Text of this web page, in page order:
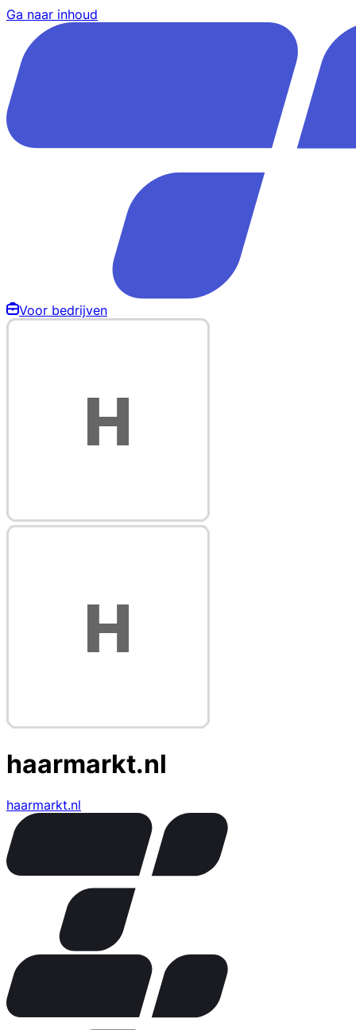
Ga naar inhoud
Voor bedrijven
haarmarkt.nl
haarmarkt.nl